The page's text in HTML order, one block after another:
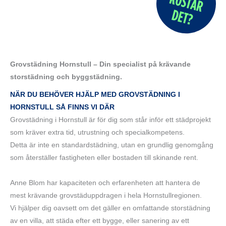
Grovstädning Hornstull – Din specialist på krävande
storstädning och byggstädning.
NÄR DU BEHÖVER HJÄLP MED GROVSTÄDNING I
HORNSTULL SÅ FINNS VI DÄR
Grovstädning i Hornstull är för dig som står inför ett städprojekt
som kräver extra tid, utrustning och specialkompetens.
Detta är inte en standardstädning, utan en grundlig genomgång
som återställer fastigheten eller bostaden till skinande rent.
Anne Blom har kapaciteten och erfarenheten att hantera de
mest krävande grovstäduppdragen i hela Hornstullregionen.
Vi hjälper dig oavsett om det gäller en omfattande storstädning
av en villa, att städa efter ett bygge, eller sanering av ett